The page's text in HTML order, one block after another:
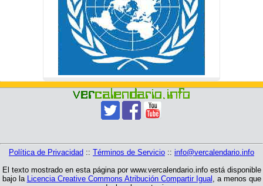
Política de Privacidad :: Términos de Servicio :: info@vercalendario.info
El texto mostrado en esta página por www.vercalendario.info está disponible
bajo la Licencia Creative Commons Atribución Compartir Igual , a menos que